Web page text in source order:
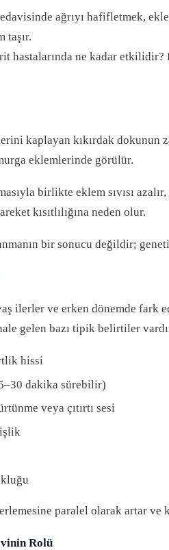
ağrıyı hafifletmek,
taşır.
hastalarında ne kadar etkilidir?
kaplayan kıkırdak dokunun
eklemlerinde görülür.
birlikte eklem sıvısı
kısıtlılığına neden olur.
bir sonucu değildir;
ilerler ve erken dönemde fark
gelen bazı tipik belirtiler
hissi
dakika sürebilir)
veya çıtırtı sesi
paralel olarak artar
Rolü